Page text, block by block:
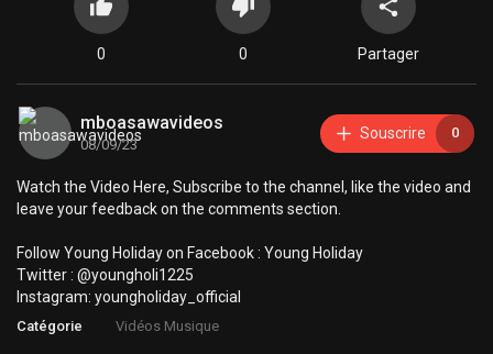
0 0 Partager
mboasawavideos
08/09/23
Souscrire 0
Watch the Video Here, Subscribe to the channel, like the video and
leave your feedback on the comments section.
Follow Young Holiday on Facebook : Young Holiday
Twitter : @youngholi1225
Instagram: youngholiday_official
Catégorie Vidéos Musique